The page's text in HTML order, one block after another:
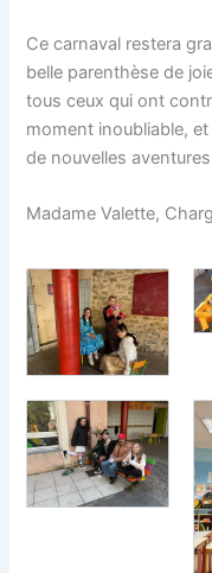
Ce carnaval restera
belle parenthèse de
tous ceux qui ont
moment inoubliable,
de nouvelles
Madame Valette,